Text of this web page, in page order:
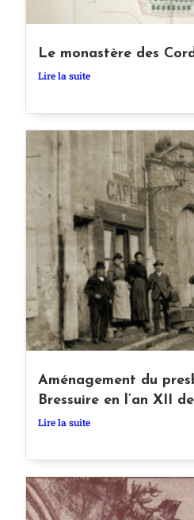
Le monastère des
Lire la suite
Aménagement du
Bressuire en l’an XII
Lire la suite